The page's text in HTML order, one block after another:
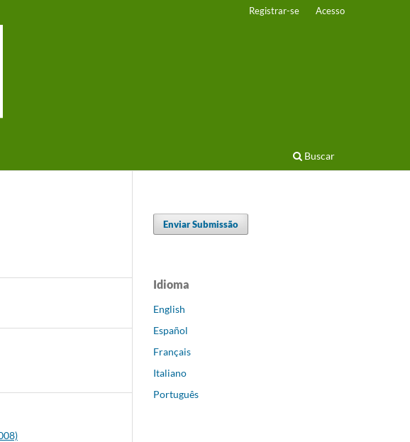
Buscar
Registrar-se Acesso
Enviar Submissão
Idioma
English
Español
Français
Italiano
Português